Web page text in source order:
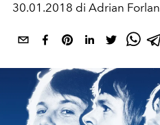
30.01.2018 di Adrian Forlan